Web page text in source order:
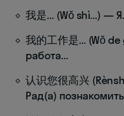
我是... (Wǒ shì...) —
我的工作是... (Wǒ
работа...
认识您很高兴
Рад(а)